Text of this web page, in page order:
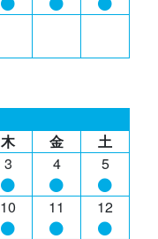
木 金
土
3 4 5
10 11 12